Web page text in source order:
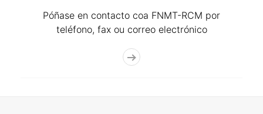
Póñase en contacto coa FNMT-RCM por
teléfono, fax ou correo electrónico